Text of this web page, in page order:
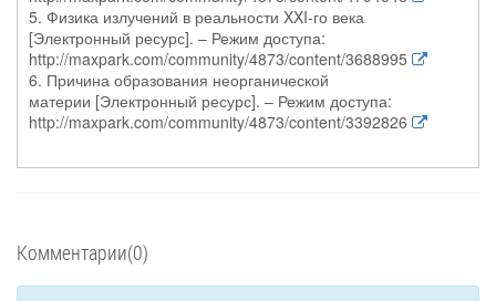
5. Физика излучений в реальности XXI-го века
[Электронный ресурс]. – Режим доступа:
http://maxpark.com/community/4873/content/3688995
6. Причина образования неорганической
материи [Электронный ресурс]. – Режим доступа:
http://maxpark.com/community/4873/content/3392826
Комментарии(0)